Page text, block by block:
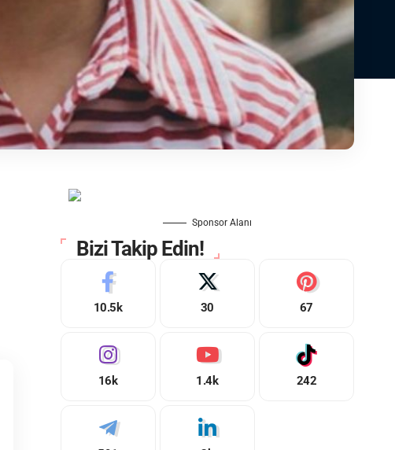
Sponsor Alanı
Bizi Takip Edin!
10.5k 30 67
16k 1.4k 242